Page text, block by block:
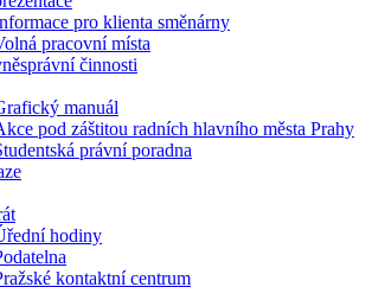
pro klienta směnárny
pracovní místa
činnosti
manuál
pod záštitou radních hlavního města Prahy
právní poradna
hodiny
kontaktní centrum